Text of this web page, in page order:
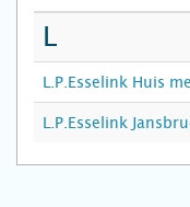
L
L.P.Esselink Huis
L.P.Esselink